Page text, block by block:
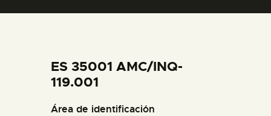
COLECCIONES
ES 35001 AMC/INQ-
119.001
Área de identificación